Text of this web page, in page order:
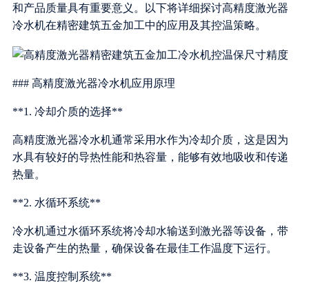
和产品质量具有重要意义。以下将详细探讨高精度激光器
冷水机在精密建筑五金加工中的应用及其控温策略。
### 高精度激光器冷水机应用原理
**1. 冷却介质的选择**
高精度激光器冷水机通常采用水作为冷却介质，这是因为
水具有较好的导热性能和热容量，能够有效地吸收和传递
热量。
**2. 水循环系统**
冷水机通过水循环系统将冷却水输送到激光器等设备，带
走设备产生的热量，确保设备在最佳工作温度下运行。
**3. 温度控制系统**